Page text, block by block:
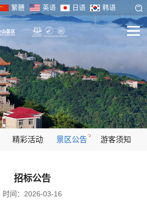
繁體 英语 日语 韩语
精彩活动 景区公告 游客须知
招标公告
时间：2026-03-16